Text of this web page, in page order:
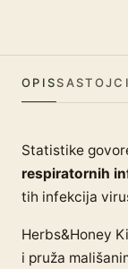
OPISSASTOJCI
Statistike
respiratornih
tih infekcija
Herbs&Honey
i pruža